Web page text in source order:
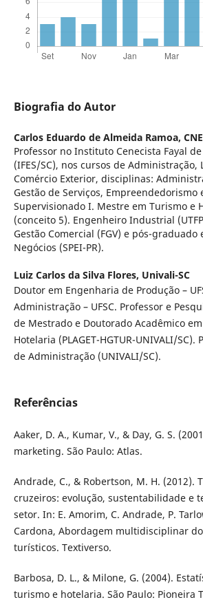
Biografia do Autor
Carlos Eduardo de Almeida Ramoa,
Professor no Instituto Cenecista Fayal
(IFES/SC), nos cursos de Administração,
Comércio Exterior, disciplinas:
Gestão de Serviços, Empreendedorismo
Supervisionado I. Mestre em Turismo e
(conceito 5). Engenheiro Industrial
Gestão Comercial (FGV) e pós-
Negócios (SPEI-PR).
Luiz Carlos da Silva Flores, Univali-SC
Doutor em Engenharia de Produção –
Administração – UFSC. Professor e
de Mestrado e Doutorado Acadêmico
Hotelaria (PLAGET-HGTUR-UNIVALI/
de Administração (UNIVALI/SC).
Referências
Aaker, D. A., Kumar, V., & Day, G. S.
marketing. São Paulo: Atlas.
Andrade, C., & Robertson, M. H. (2012).
cruzeiros: evolução, sustentabilidade e
setor. In: E. Amorim, C. Andrade, P.
Cardona, Abordagem multidisciplinar
turísticos. Textiverso.
Barbosa, D. L., & Milone, G. (2004).
turismo e hotelaria. São Paulo: Pioneira